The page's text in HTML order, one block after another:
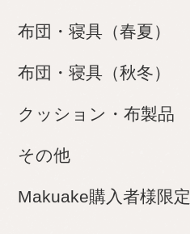
布団・寝具（春夏）
布団・寝具（秋冬）
クッション・布製品
その他
Makuake購入者様限定